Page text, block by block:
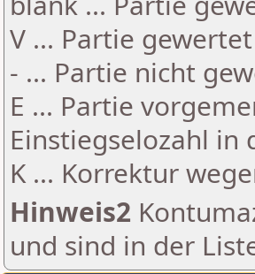
V ... Partie
- ... Partie nicht
E ... Partie
Einstiegselozahl in
K ... Korrektur
Hinweis2
und sind in der